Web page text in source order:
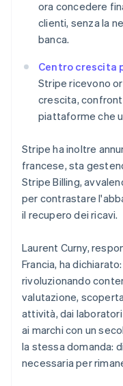
ora concedere
clienti, senza la
banca.
Centro crescita
Stripe ricevono
crescita,
piattaforme che
Stripe ha inoltre
francese, sta
Stripe Billing,
per contrastare
il recupero dei ricavi.
Laurent Curny,
Francia, ha
rivoluzionando
valutazione,
attività, dai
ai marchi con un
la stessa domanda:
necessaria per
English简体中文
Malta
English
Messico
Norvegia
English
Nuova Zelanda
English
Polonia
English
Portogallo
Português English
RAS di Hong
English简体中文
English
Repubblica Ceca
English
Romania
English
Singapore
English简体中文
Slovacchia
English